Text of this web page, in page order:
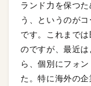
ランド力を保つ
う、というのが
です。これまで
のですが、最近
ら、個別にフォ
た。特に海外の